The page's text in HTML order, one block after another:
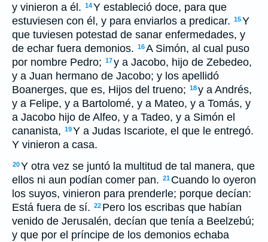
y vinieron a él. 14Y estableció doce, para que
estuviesen con él, y para enviarlos a predicar. 15Y
que tuviesen potestad de sanar enfermedades, y
de echar fuera demonios. 16A Simón, al cual puso
por nombre Pedro; 17y a Jacobo, hijo de Zebedeo,
y a Juan hermano de Jacobo; y los apellidó
Boanerges, que es, Hijos del trueno; 18y a Andrés,
y a Felipe, y a Bartolomé, y a Mateo, y a Tomás, y
a Jacobo hijo de Alfeo, y a Tadeo, y a Simón el
cananista, 19Y a Judas Iscariote, el que le entregó.
Y vinieron a casa.
20Y otra vez se juntó la multitud de tal manera, que
ellos ni aun podían comer pan. 21 Cuando lo oyeron
los suyos, vinieron para prenderle; porque decían:
Está fuera de sí. 22 Pero los escribas que habían
venido de Jerusalén, decían que tenía a Beelzebú;
y que por el príncipe de los demonios echaba